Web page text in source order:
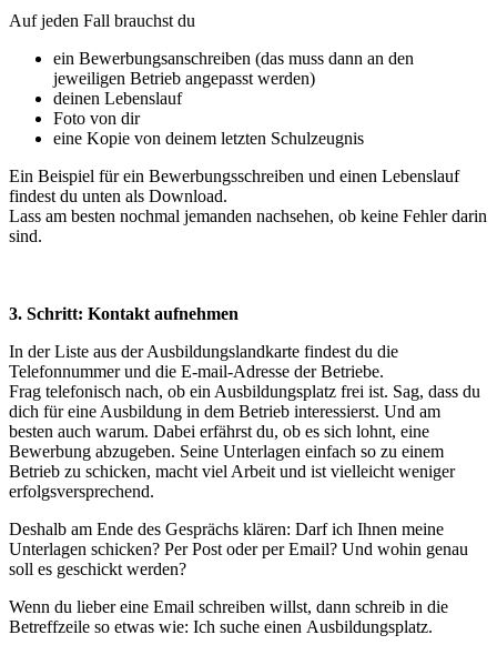
Auf jeden Fall brauchst du
ein Bewerbungsanschreiben (das muss dann an den
jeweiligen Betrieb angepasst werden)
deinen Lebenslauf
Foto von dir
eine Kopie von deinem letzten Schulzeugnis
Ein Beispiel für ein Bewerbungsschreiben und einen Lebenslauf
findest du unten als Download.
Lass am besten nochmal jemanden nachsehen, ob keine Fehler darin
sind.
3. Schritt: Kontakt aufnehmen
In der Liste aus der Ausbildungslandkarte findest du die
Telefonnummer und die E-mail-Adresse der Betriebe.
Frag telefonisch nach, ob ein Ausbildungsplatz frei ist. Sag, dass du
dich für eine Ausbildung in dem Betrieb interessierst. Und am
besten auch warum. Dabei erfährst du, ob es sich lohnt, eine
Bewerbung abzugeben. Seine Unterlagen einfach so zu einem
Betrieb zu schicken, macht viel Arbeit und ist vielleicht weniger
erfolgsversprechend.
Deshalb am Ende des Gesprächs klären: Darf ich Ihnen meine
Unterlagen schicken? Per Post oder per Email? Und wohin genau
soll es geschickt werden?
Wenn du lieber eine Email schreiben willst, dann schreib in die
Betreffzeile so etwas wie: Ich suche einen Ausbildungsplatz.